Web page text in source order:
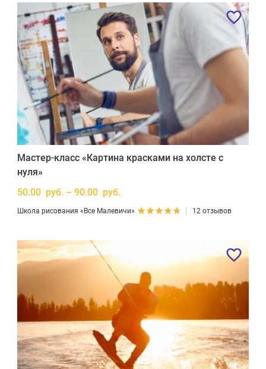
Мастер-класс «Картина красками на холсте с
нуля»
50.00 руб. – 90.00 руб.
Школа рисования «Все Малевичи» 12 отзывов